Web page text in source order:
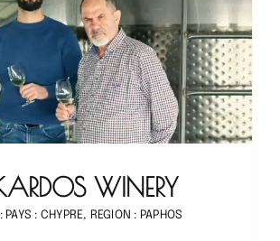
WINERY
PAYS : CHYPRE, REGION : PAPHOS